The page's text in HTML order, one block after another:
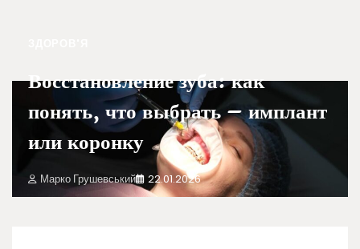
Восстановление зуба: как
понять, что выбрать – имплант
или коронку
Марко Грушевський 22.01.2026